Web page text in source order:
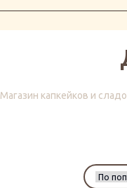
Магазин капкейков и